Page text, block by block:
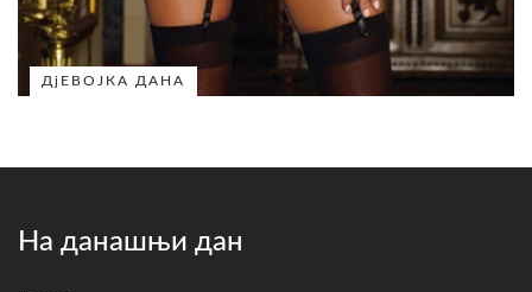
ДјЕВОЈКА ДАНА
На данашњи дан